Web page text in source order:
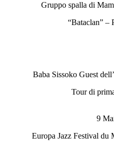
Gruppo spalla di
“Bataclan” –
Baba Sissoko Guest
Tour di
9
Europa Jazz Festival du